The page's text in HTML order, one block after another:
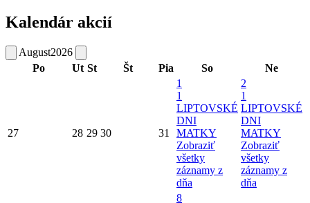
Kalendár akcií
August2026
Po
Ut St Št Pia So Ne
27 28 29 30 31
1
1
LIPTOVSKÉ
DNI
MATKY
Zobraziť
všetky
záznamy z
dňa
2
1
LIPTOVSKÉ
DNI
MATKY
Zobraziť
všetky
záznamy z
dňa
8